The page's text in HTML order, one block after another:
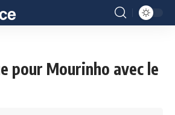
pour Mourinho avec le